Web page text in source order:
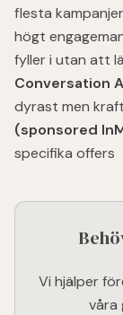
flesta
högt
fyller i utan att
Conversation
dyrast men
(sponsored
specifika offers
Vi hjälper
våra